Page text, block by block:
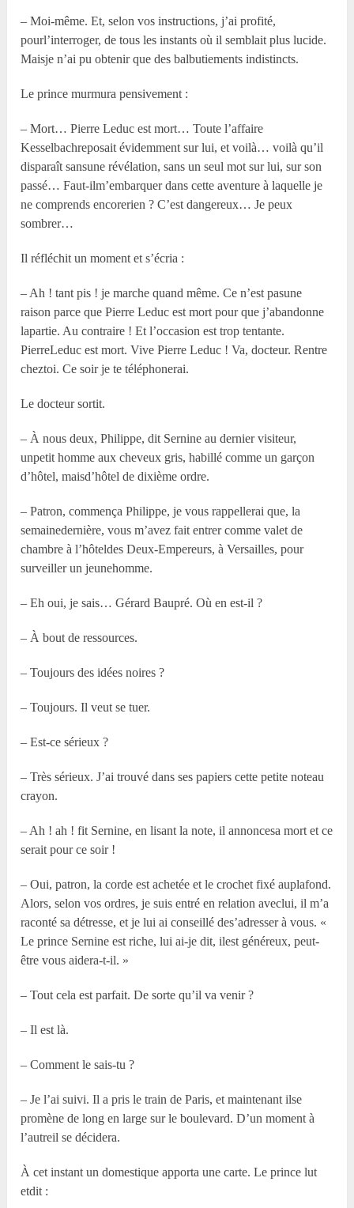
– Moi-même. Et, selon vos instructions, j’ai profité,
pourl’interroger, de tous les instants où il semblait plus lucide.
Maisje n’ai pu obtenir que des balbutiements indistincts.
Le prince murmura pensivement :
– Mort… Pierre Leduc est mort… Toute l’affaire
Kesselbachreposait évidemment sur lui, et voilà… voilà qu’il
disparaît sansune révélation, sans un seul mot sur lui, sur son
passé… Faut-ilm’embarquer dans cette aventure à laquelle je
ne comprends encorerien ? C’est dangereux… Je peux
sombrer…
Il réfléchit un moment et s’écria :
– Ah ! tant pis ! je marche quand même. Ce n’est pasune
raison parce que Pierre Leduc est mort pour que j’abandonne
lapartie. Au contraire ! Et l’occasion est trop tentante.
PierreLeduc est mort. Vive Pierre Leduc ! Va, docteur. Rentre
cheztoi. Ce soir je te téléphonerai.
Le docteur sortit.
– À nous deux, Philippe, dit Sernine au dernier visiteur,
unpetit homme aux cheveux gris, habillé comme un garçon
d’hôtel, maisd’hôtel de dixième ordre.
– Patron, commença Philippe, je vous rappellerai que, la
semainedernière, vous m’avez fait entrer comme valet de
chambre à l’hôteldes Deux-Empereurs, à Versailles, pour
surveiller un jeunehomme.
– Eh oui, je sais… Gérard Baupré. Où en est-il ?
– À bout de ressources.
– Toujours des idées noires ?
– Toujours. Il veut se tuer.
– Est-ce sérieux ?
– Très sérieux. J’ai trouvé dans ses papiers cette petite noteau
crayon.
– Ah ! ah ! fit Sernine, en lisant la note, il annoncesa mort et ce
serait pour ce soir !
– Oui, patron, la corde est achetée et le crochet fixé auplafond.
Alors, selon vos ordres, je suis entré en relation aveclui, il m’a
raconté sa détresse, et je lui ai conseillé des’adresser à vous. «
Le prince Sernine est riche, lui ai-je dit, ilest généreux, peut-
être vous aidera-t-il. »
– Tout cela est parfait. De sorte qu’il va venir ?
– Il est là.
– Comment le sais-tu ?
– Je l’ai suivi. Il a pris le train de Paris, et maintenant ilse
promène de long en large sur le boulevard. D’un moment à
l’autreil se décidera.
À cet instant un domestique apporta une carte. Le prince lut
etdit :